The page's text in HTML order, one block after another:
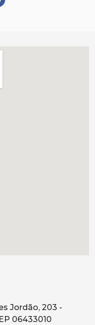
Jordão, 203 -
06433010